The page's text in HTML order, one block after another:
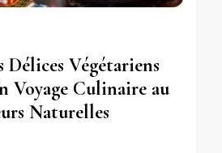
Délices Végétariens
Voyage Culinaire au
Naturelles